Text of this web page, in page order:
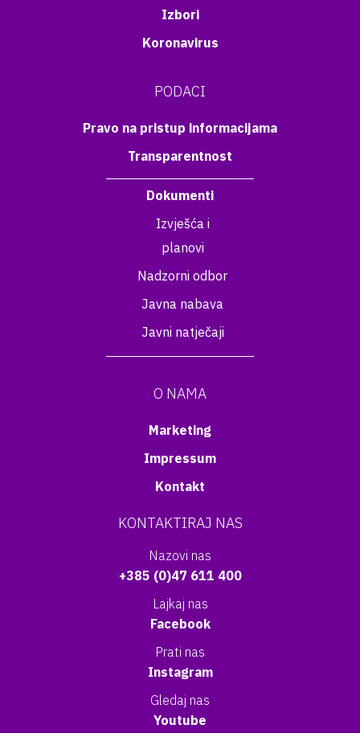
Izbori
Koronavirus
PODACI
Pravo na pristup informacijama
Transparentnost
Dokumenti
Izvješća i
planovi
Nadzorni odbor
Javna nabava
Javni natječaji
O NAMA
Marketing
Impressum
Kontakt
KONTAKTIRAJ NAS
Nazovi nas
+385 (0)47 611 400
Lajkaj nas
Facebook
Prati nas
Instagram
Gledaj nas
Youtube